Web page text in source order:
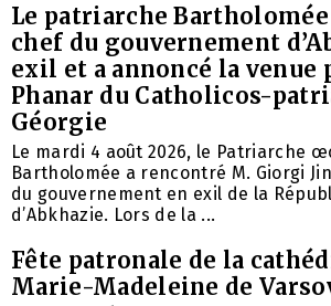
Le patriarche Bartholomée
chef du gouvernement
exil et a annoncé la venue
Phanar du Catholicos-
Géorgie
Le mardi 4 août 2026, le Patriarche
Bartholomée a rencontré M. Giorgi
du gouvernement en exil de la
d’Abkhazie. Lors de la ...
Fête patronale de la
Marie-Madeleine de